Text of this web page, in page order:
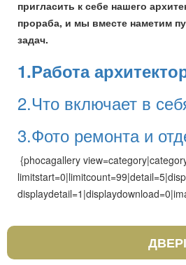
пригласить к себе нашего
прораба, и мы вместе наметим
задач.
1.Работа
2.Что включает в
3.Фото ремонта и
{phocagallery
ДВЕРІ